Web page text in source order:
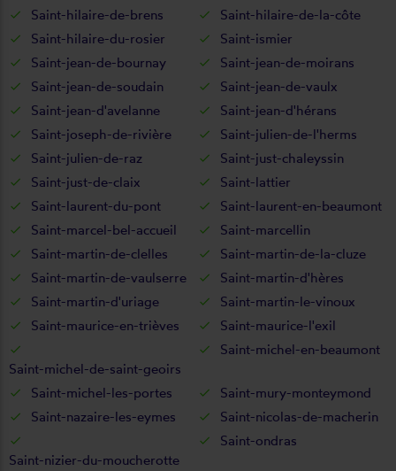
Saint-hilaire-de-brens
Saint-hilaire-de-la-côte
Saint-hilaire-du-rosier
Saint-ismier
Saint-jean-de-bournay
Saint-jean-de-moirans
Saint-jean-de-soudain
Saint-jean-de-vaulx
Saint-jean-d'avelanne
Saint-jean-d'hérans
Saint-joseph-de-rivière
Saint-julien-de-l'herms
Saint-julien-de-raz
Saint-just-chaleyssin
Saint-just-de-claix
Saint-lattier
Saint-laurent-du-pont
Saint-laurent-en-beaumont
Saint-marcel-bel-accueil
Saint-marcellin
Saint-martin-de-clelles
Saint-martin-de-la-cluze
Saint-martin-de-vaulserre
Saint-martin-d'hères
Saint-martin-d'uriage
Saint-martin-le-vinoux
Saint-maurice-en-trièves
Saint-maurice-l'exil
Saint-michel-de-saint-geoirs
Saint-michel-en-beaumont
Saint-michel-les-portes
Saint-mury-monteymond
Saint-nazaire-les-eymes
Saint-nicolas-de-macherin
Saint-nizier-du-moucherotte
Saint-ondras